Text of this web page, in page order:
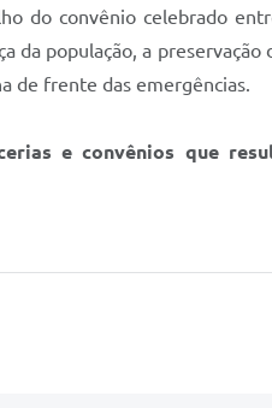
do convênio celebrado
da população, a
de frente das emergências.
e convênios que